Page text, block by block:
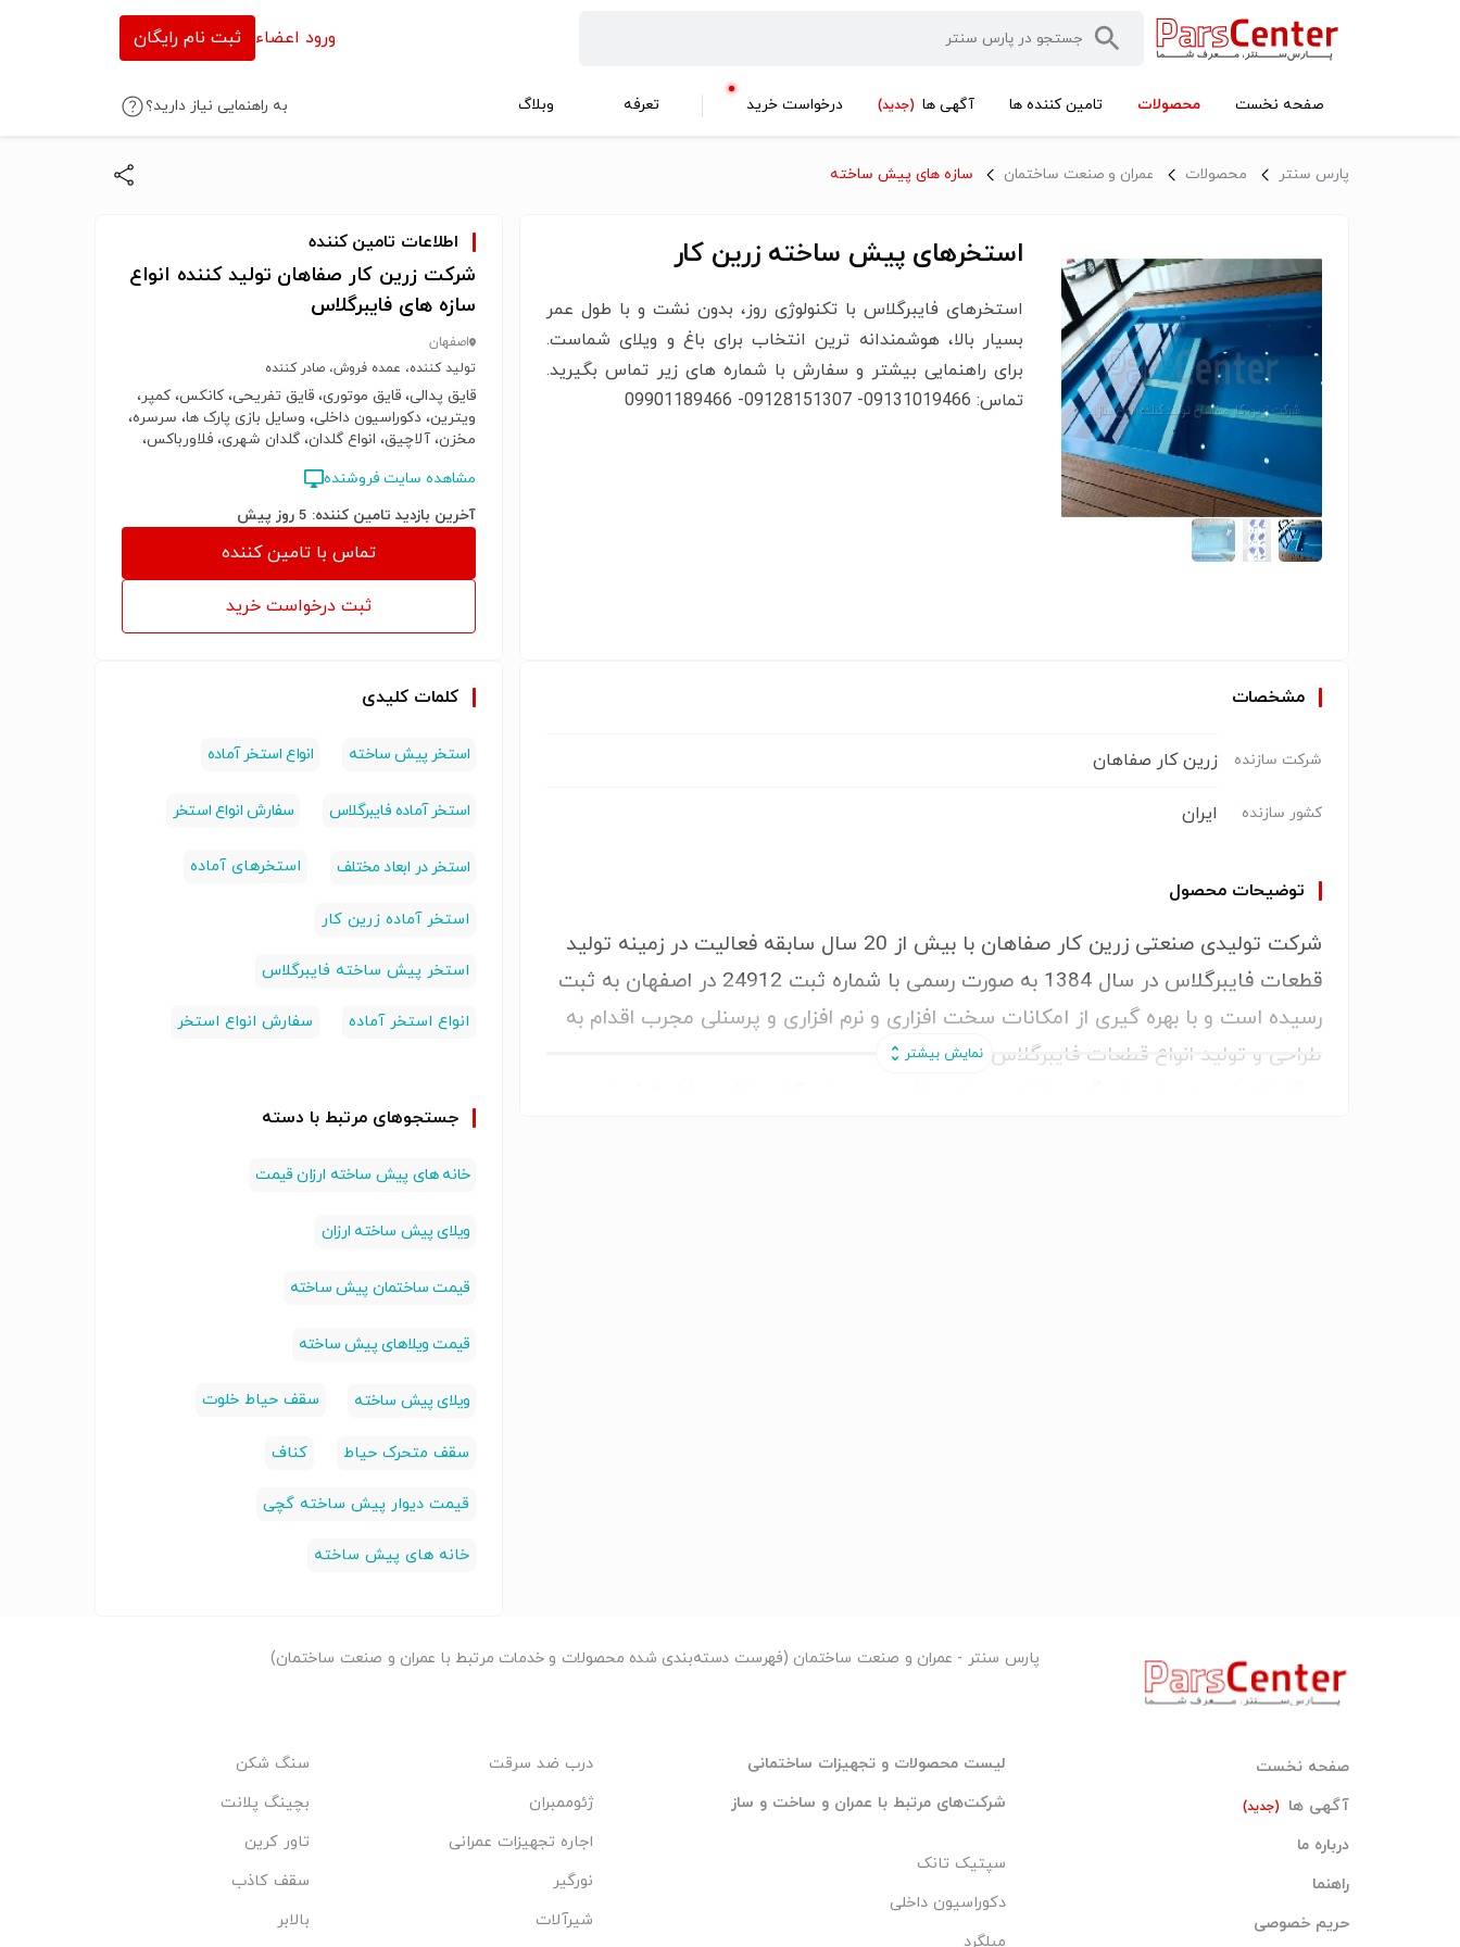
ورود اعضاء ثبت نام رایگان
صفحه نخست محصولات تامین کننده ها آگهی ها (جدید) درخواست خرید تعرفه وبلاگ به راهنمایی نیاز دارید؟
پارس سنتر محصولات عمران و صنعت ساختمان سازه های پیش ساخته
استخرهای پیش ساخته زرین کار
استخرهای فایبرگلاس با تکنولوژی روز، بدون نشت و با طول عمر
بسیار بالا، هوشمندانه ترین انتخاب برای باغ و ویلای شماست.
برای راهنمایی بیشتر و سفارش با شماره های زیر تماس بگیرید.
تماس: 09131019466- 09128151307- 09901189466
اطلاعات تامین کننده
شرکت زرین کار صفاهان تولید کننده انواع
سازه های فایبرگلاس
اصفهان
تولید کننده، عمده فروش، صادر کننده
قایق پدالی، قایق موتوری، قایق تفریحی، کانکس، کمپر،
ویترین، دکوراسیون داخلی، وسایل بازی پارک ها، سرسره،
مخزن، آلاچیق، انواع گلدان، گلدان شهری، فلاورباکس،
مشاهده سایت فروشنده
آخرین بازدید تامین کننده: 5 روز پیش
تماس با تامین کننده
ثبت درخواست خرید
مشخصات
شرکت سازنده زرین کار صفاهان
کشور سازنده ایران
توضیحات محصول
شرکت تولیدی صنعتی زرین کار صفاهان با بیش از 20 سال سابقه فعالیت در زمینه تولید
قطعات فایبرگلاس در سال 1384 به صورت رسمی با شماره ثبت 24912 در اصفهان به ثبت
رسیده است و با بهره گیری از امکانات سخت افزاری و نرم افزاری و پرسنلی مجرب اقدام به
طراحی و تولید انواع قطعات فایبرگلاس میکند.
کلمات کلیدی
استخر پیش ساخته انواع استخر آماده
استخر آماده فایبرگلاس سفارش انواع استخر
استخر در ابعاد مختلف استخرهای آماده
استخر آماده زرین کار
استخر پیش ساخته فایبرگلاس
انواع استخر آماده سفارش انواع استخر
جستجوهای مرتبط با دسته
خانه های پیش ساخته ارزان قیمت
ویلای پیش ساخته ارزان
قیمت ساختمان پیش ساخته
قیمت ویلاهای پیش ساخته
ویلای پیش ساخته سقف حیاط خلوت
سقف متحرک حیاط کناف
قیمت دیوار پیش ساخته گچی
خانه های پیش ساخته
صفحه نخست
آگهی ها
(جدید)
درباره ما
راهنما
حریم خصوصی
پارس سنتر - عمران و صنعت ساختمان (فهرست دسته‌بندی شده محصولات و خدمات مرتبط با عمران و صنعت ساختمان)
لیست محصولات و تجهیزات ساختمانی
شرکت‌های مرتبط با عمران و ساخت و ساز
سپتیک تانک
دکوراسیون داخلی
میلگرد
درب ضد سرقت
ژئوممبران
اجاره تجهیزات عمرانی
نورگیر
شیرآلات
سنگ شکن
بچینگ پلانت
تاور کرین
سقف کاذب
بالابر